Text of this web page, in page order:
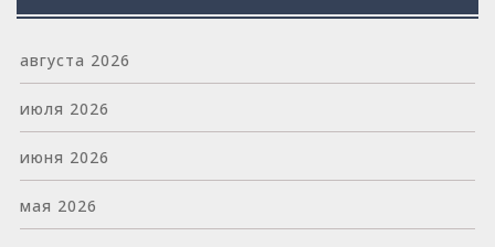
августа 2026
июля 2026
июня 2026
мая 2026